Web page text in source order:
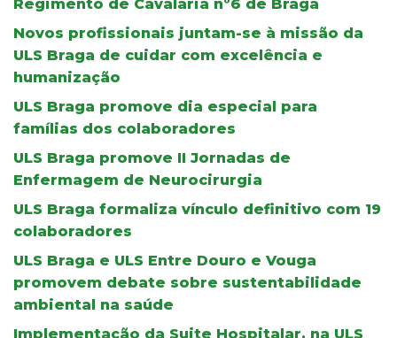
Regimento de Cavalaria nº6 de Braga
Novos profissionais juntam-se à missão da
ULS Braga de cuidar com excelência e
humanização
ULS Braga promove dia especial para
famílias dos colaboradores
ULS Braga promove II Jornadas de
Enfermagem de Neurocirurgia
ULS Braga formaliza vínculo definitivo com 19
colaboradores
ULS Braga e ULS Entre Douro e Vouga
promovem debate sobre sustentabilidade
ambiental na saúde
Implementação da Suite Hospitalar, na ULS